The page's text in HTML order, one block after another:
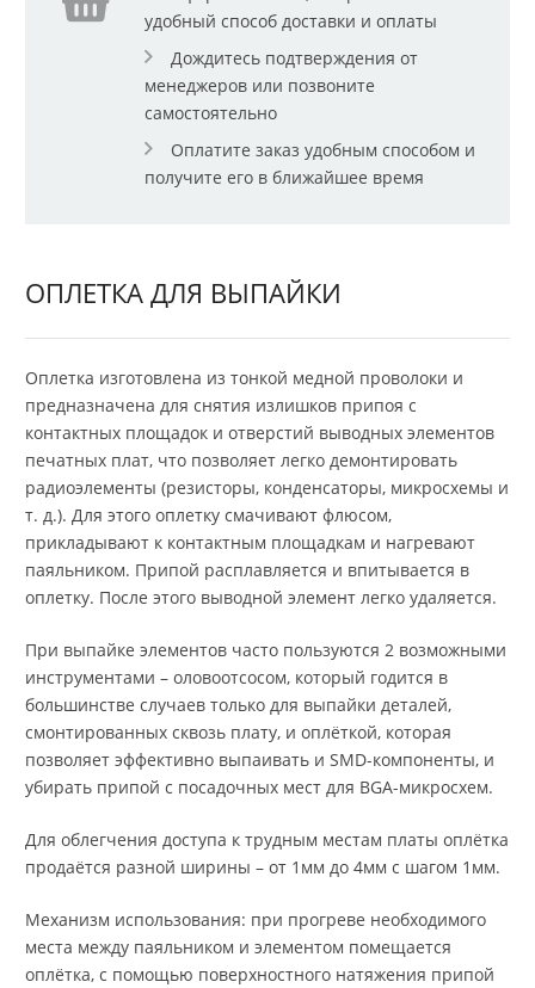
удобный способ доставки и оплаты
Дождитесь подтверждения от
менеджеров или позвоните
самостоятельно
Оплатите заказ удобным способом и
получите его в ближайшее время
ОПЛЕТКА ДЛЯ ВЫПАЙКИ
Оплетка изготовлена из тонкой медной проволоки и
предназначена для снятия излишков припоя с
контактных площадок и отверстий выводных элементов
печатных плат, что позволяет легко демонтировать
радиоэлементы (резисторы, конденсаторы, микросхемы и
т. д.). Для этого оплетку смачивают флюсом,
прикладывают к контактным площадкам и нагревают
паяльником. Припой расплавляется и впитывается в
оплетку. После этого выводной элемент легко удаляется.
При выпайке элементов часто пользуются 2 возможными
инструментами – оловоотсосом, который годится в
большинстве случаев только для выпайки деталей,
смонтированных сквозь плату, и оплёткой, которая
позволяет эффективно выпаивать и SMD-компоненты, и
убирать припой с посадочных мест для BGA-микросхем.
Для облегчения доступа к трудным местам платы оплётка
продаётся разной ширины – от 1мм до 4мм с шагом 1мм.
Механизм использования: при прогреве необходимого
места между паяльником и элементом помещается
оплётка, с помощью поверхностного натяжения припой